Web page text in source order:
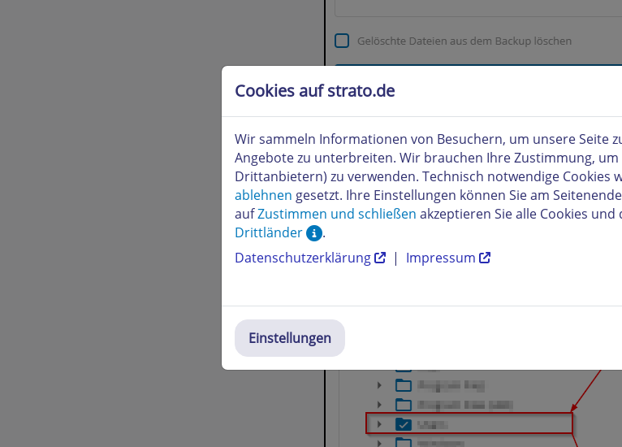
Automatisch:
Cookies auf strato.de
Wir sammeln Informationen von Besuchern, um unsere Seite
Angebote zu unterbreiten. Wir brauchen Ihre Zustimmung, um
Drittanbietern) zu verwenden. Technisch notwendige Cookies
ablehnen gesetzt. Ihre Einstellungen können Sie am
aufZustimmen und schließen akzeptieren Sie alle Cookies
Drittländer
.
Datenschutzerklärung
| Impressum
Einstellungen